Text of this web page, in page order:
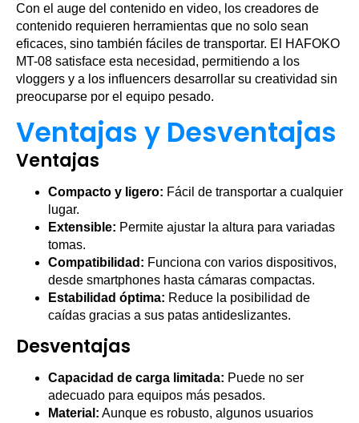
Con el auge del contenido en video, los creadores de
contenido requieren herramientas que no solo sean
eficaces, sino también fáciles de transportar. El HAFOKO
MT-08 satisface esta necesidad, permitiendo a los
vloggers y a los influencers desarrollar su creatividad sin
preocuparse por el equipo pesado.
Ventajas y Desventajas
Ventajas
Compacto y ligero: Fácil de transportar a cualquier
lugar.
Extensible: Permite ajustar la altura para variadas
tomas.
Compatibilidad: Funciona con varios dispositivos,
desde smartphones hasta cámaras compactas.
Estabilidad óptima: Reduce la posibilidad de
caídas gracias a sus patas antideslizantes.
Desventajas
Capacidad de carga limitada: Puede no ser
adecuado para equipos más pesados.
Material: Aunque es robusto, algunos usuarios